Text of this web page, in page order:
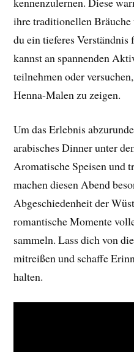
ihre traditionellen Bräuche
du ein tieferes
kannst an spannenden
teilnehmen oder
Henna-Malen zu zeigen.
Um das Erlebnis
arabisches Dinner unter
Aromatische Speisen und
machen diesen Abend
Abgeschiedenheit der
romantische Momente
sammeln. Lass dich von
mitreißen und schaffe
halten.